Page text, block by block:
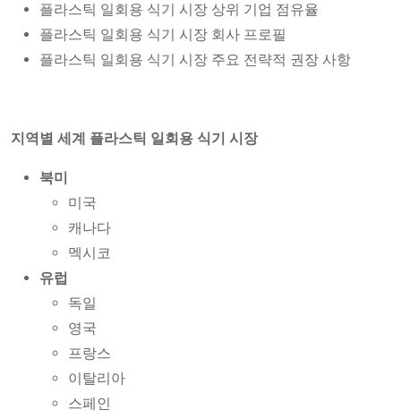
플라스틱 일회용 식기 시장 상위 기업 점유율
플라스틱 일회용 식기 시장 회사 프로필
플라스틱 일회용 식기 시장 주요 전략적 권장 사항
지역별 세계 플라스틱 일회용 식기 시장
북미
미국
캐나다
멕시코
유럽
독일
영국
프랑스
이탈리아
스페인